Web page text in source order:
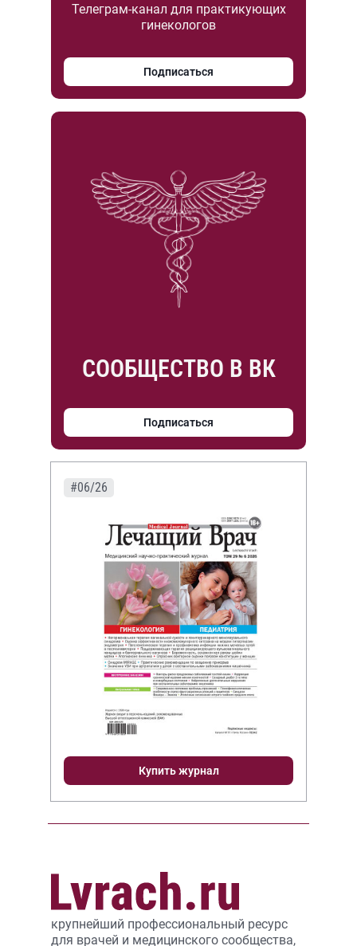
Телеграм-канал для практикующих
гинекологов
Подписаться
СООБЩЕСТВО В ВК
Подписаться
#06/26
Купить журнал
крупнейший профессиональный ресурс
для врачей и медицинского сообщества,